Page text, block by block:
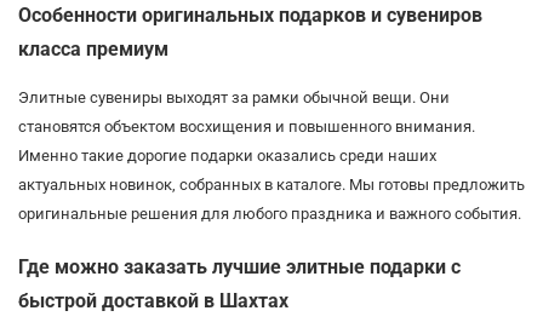
Особенности оригинальных подарков и сувениров
класса премиум
Элитные сувениры выходят за рамки обычной вещи. Они
становятся объектом восхищения и повышенного внимания.
Именно такие дорогие подарки оказались среди наших
актуальных новинок, собранных в каталоге. Мы готовы предложить
оригинальные решения для любого праздника и важного события.
Где можно заказать лучшие элитные подарки с
быстрой доставкой в Шахтах